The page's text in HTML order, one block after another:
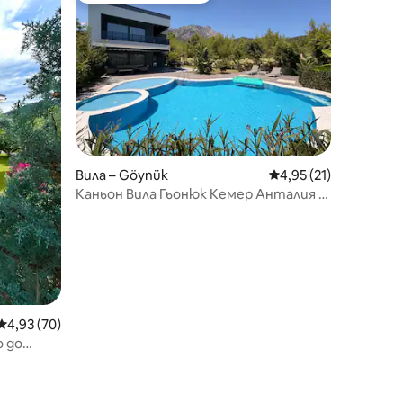
оценка: 4,93 от 5, 70 отзива
4,93 (70)
до
Вила – Göynük Средна оценка:
4,95 (21)
Каньон Вила Гьонюк Кемер Анталия с